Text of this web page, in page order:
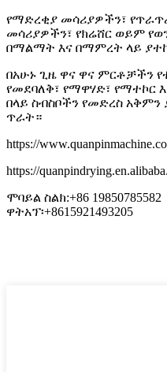
የማድረቂያ መሳሪያዎችን፣
መሳሪያዎችን፣ የክሬሸር ወይም
በማልማት እና በማምረት ላይ
በአሁኑ ጊዜ ዋና ዋና ምርቶቻችን
የመደባለቅ፣ የማዋሃድ፣ የማተኮር
በላይ ስብስቦችን የመድረስ
ጥራት።
https://
https://
ሞባይል ስልክ:+86 19850785582
ዋትአፕ፡+8615921493205